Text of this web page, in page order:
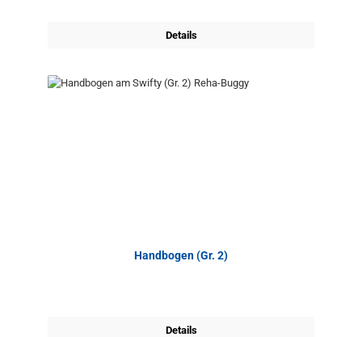
Details
Handbogen (Gr. 2)
Details